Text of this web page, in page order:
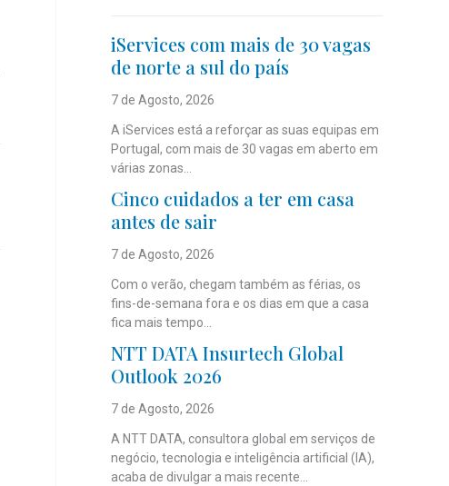
iServices com mais de 30 vagas
de norte a sul do país
7 de Agosto, 2026
A iServices está a reforçar as suas equipas em
Portugal, com mais de 30 vagas em aberto em
várias zonas...
Cinco cuidados a ter em casa
antes de sair
7 de Agosto, 2026
Com o verão, chegam também as férias, os
fins-de-semana fora e os dias em que a casa
fica mais tempo...
NTT DATA Insurtech Global
Outlook 2026
7 de Agosto, 2026
A NTT DATA, consultora global em serviços de
negócio, tecnologia e inteligência artificial (IA),
acaba de divulgar a mais recente...